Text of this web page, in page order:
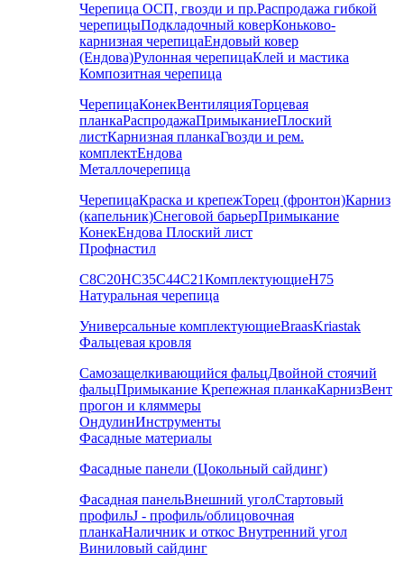
Черепица ОСП, гвозди и пр.Распродажа гибкой
черепицыПодкладочный коверКоньково-
карнизная черепицаЕндовый ковер
(Ендова)Рулонная черепицаКлей и мастика
Композитная черепица
ЧерепицаКонекВентиляцияТорцевая
планкаРаспродажаПримыканиеПлоский
листКарнизная планкаГвозди и рем.
комплектЕндова
Металлочерепица
ЧерепицаКраска и крепежТорец (фронтон)Карниз
(капельник)Снеговой барьерПримыкание
КонекЕндова Плоский лист
Профнастил
С8С20НС35С44С21КомплектующиеН75
Натуральная черепица
Универсальные комплектующиеBraasKriastak
Фальцевая кровля
Самозащелкивающийся фальцДвойной стоячий
фальцПримыкание Крепежная планкаКарнизВент
прогон и кляммеры
ОндулинИнструменты
Фасадные материалы
Фасадные панели (Цокольный сайдинг)
Фасадная панельВнешний уголСтартовый
профильJ - профиль/облицовочная
планкаНаличник и откос Внутренний угол
Виниловый сайдинг